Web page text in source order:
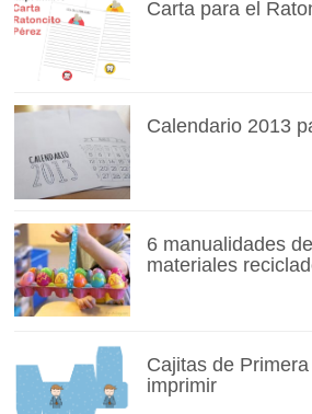
Carta para el
Calendario 2013
6 manualidades
materiales
Cajitas de
imprimir